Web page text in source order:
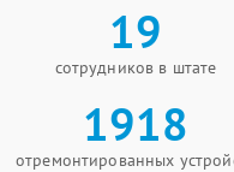
19
сотрудников в штате
1918
отремонтированных